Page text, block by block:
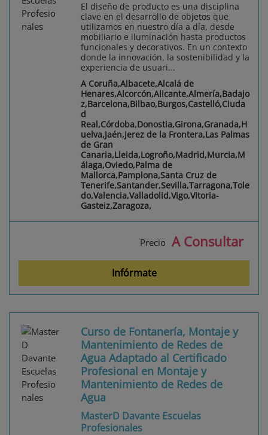
El diseño de producto es una disciplina
clave en el desarrollo de objetos que
utilizamos en nuestro día a día, desde
mobiliario e iluminación hasta productos
funcionales y decorativos. En un contexto
donde la innovación, la sostenibilidad y la
experiencia de usuari...
A Coruña,Albacete,Alcalá de
Henares,Alcorcón,Alicante,Almería,Badajo
z,Barcelona,Bilbao,Burgos,Castelló,Ciuda
d
Real,Córdoba,Donostia,Girona,Granada,H
uelva,Jaén,Jerez de la Frontera,Las Palmas
de Gran
Canaria,Lleida,Logroño,Madrid,Murcia,M
álaga,Oviedo,Palma de
Mallorca,Pamplona,Santa Cruz de
Tenerife,Santander,Sevilla,Tarragona,Tole
do,Valencia,Valladolid,Vigo,Vitoria-
Gasteiz,Zaragoza,
Precio A Consultar
Infórmate
Curso de Fontanería, Montaje y
Mantenimiento de Redes de
Agua Adaptado al Certificado
Profesional en Montaje y
Mantenimiento de Redes de
Agua
MasterD Davante Escuelas
Profesionales